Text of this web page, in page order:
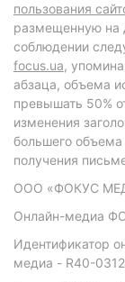
пользования
размещенную на
соблюдении
focus.ua,
абзаца, объема
превышать 50%
изменения
большего
получения
ООО «ФОКУС
Онлайн-медиа
Идентификатор
медиа - R40-